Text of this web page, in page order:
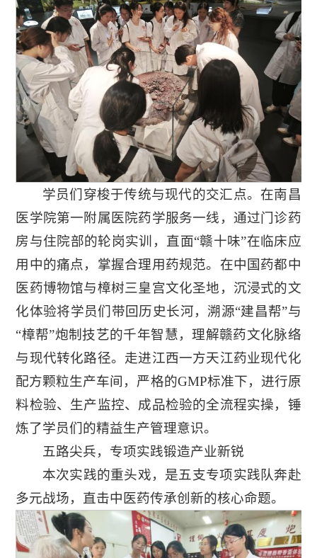
学员们穿梭于传统与现代的交汇点。在南昌
医学院第一附属医院药学服务一线，通过门诊药
房与住院部的轮岗实训，直面“赣十味”在临床应
用中的痛点，掌握合理用药规范。在中国药都中
医药博物馆与樟树三皇宫文化圣地，沉浸式的文
化体验将学员们带回历史长河，溯源“建昌帮”与
“樟帮”炮制技艺的千年智慧，理解赣药文化脉络
与现代转化路径。走进江西一方天江药业现代化
配方颗粒生产车间，严格的GMP标准下，进行原
料检验、生产监控、成品检验的全流程实操，锤
炼了学员们的精益生产管理意识。
五路尖兵，专项实践锻造产业新锐
本次实践的重头戏，是五支专项实践队奔赴
多元战场，直击中医药传承创新的核心命题。